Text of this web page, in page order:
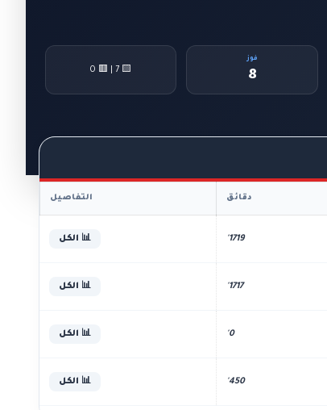
فوز
8
🟨 7 | 🟥 0
دقائق التفاصيل
1719' 📊 الكل
1717' 📊 الكل
0' 📊 الكل
450' 📊 الكل